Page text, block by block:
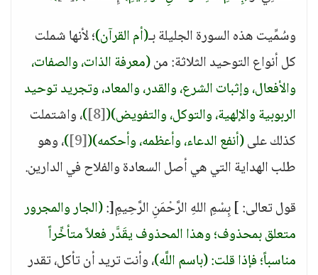
وسُمِّيت هذه السورة الجليلة بـ(أم القرآن)؛ لأنها شملت
كل أنواع التوحيد الثلاثة: من(معرفة الذات، والصفات،
والأفعال، وإثبات الشرع، والقدر، والمعاد، وتجريد توحيد
الربوبية والإلهية، والتوكل، والتفويض)(
[8]
)، واشتملت
كذلك على(أنفع الدعاء، وأعظمه، وأحكمه)(
[9]
)، وهو
طلب الهداية التي هي أصل السعادة والفلاح في الدارين.
قول تعالى: ] بِسْمِ اللهِ الرَّحْمَنِ الرَّحِيمِ[:(الجار والمجرور
متعلق بمحذوف؛ وهذا المحذوف يقَدَّر فعلاً متأخِّراً
مناسباً؛ فإذا قلت: (باسم اللَّه)، وأنت تريد أن تأكل، تقدر